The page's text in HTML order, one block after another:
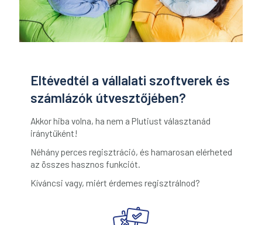
Eltévedtél a vállalati szoftverek és
számlázók útvesztőjében?
Akkor hiba volna, ha nem a Plutiust választanád
iránytűként!
Néhány perces regisztráció, és hamarosan elérheted
az összes hasznos funkciót.
Kíváncsi vagy, miért érdemes regisztrálnod?